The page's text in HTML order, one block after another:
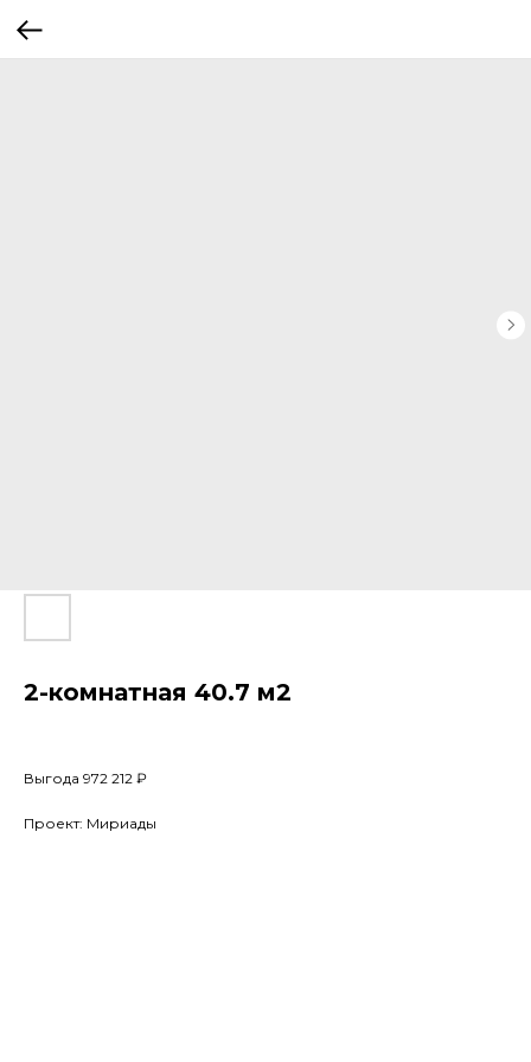
2-комнатная 40.7 м2
Выгода 972 212 ₽
Проект: Мириады